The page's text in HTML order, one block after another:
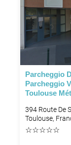
Parcheggio
Parcheggio
Toulouse
394 Route De
Toulouse,
☆☆☆☆☆